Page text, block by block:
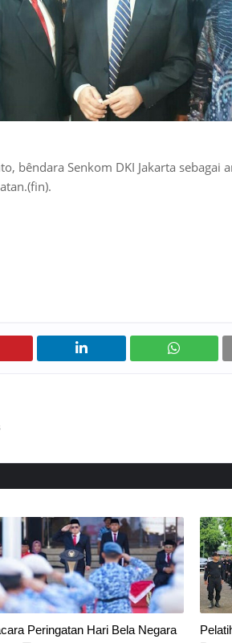
bêndara Senkom DKI Jakarta sebagai
Peringatan Hari Bela Negara